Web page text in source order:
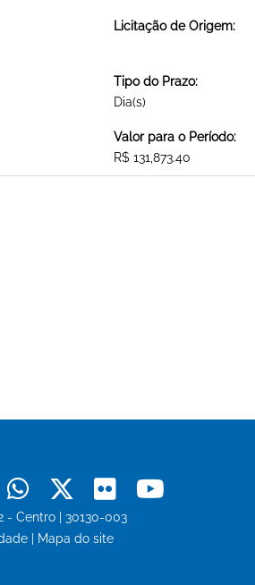
Licitação de Origem:
Tipo do Prazo:
Dia(s)
Valor para o Período:
R$ 131,873.40
TiktokWhatsapp
X Flickr
- Centro | 30130-003
Mapa do site